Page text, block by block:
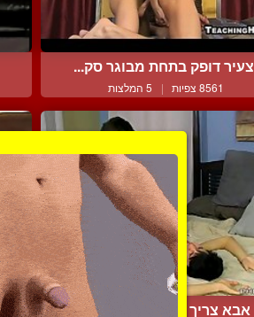
צעיר דופק בתחת מבוגר סק...
8561 צפיות | 5 המלצות
אבא צריך לשחרר קצת מתח